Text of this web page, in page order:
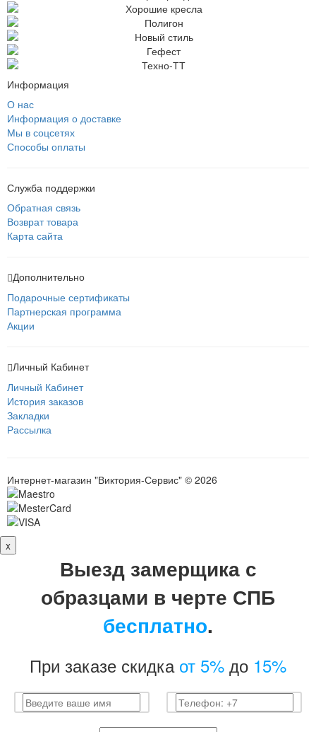
Информация
О нас
Информация о доставке
Мы в соцсетях
Способы оплаты
Служба поддержки
Обратная связь
Возврат товара
Карта сайта
Дополнительно
Подарочные сертификаты
Партнерская программа
Акции
Личный Кабинет
Личный Кабинет
История заказов
Закладки
Рассылка
Интернет-магазин "Виктория-Сервис" © 2026
x
Выезд замерщика с
образцами в черте СПБ
бесплатно.
При заказе скидка от 5% до 15%